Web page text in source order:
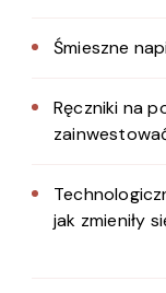
Śmieszne
Ręczniki na
jak zmieniły